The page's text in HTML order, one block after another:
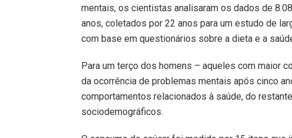
mentais, os cientistas analisaram os dados de
anos, coletados por 22 anos para um estudo de
com base em questionários sobre a dieta e a
Para um terço dos homens – aqueles com maior
da ocorrência de problemas mentais após cinco
comportamentos relacionados à saúde, do
sociodemográficos.